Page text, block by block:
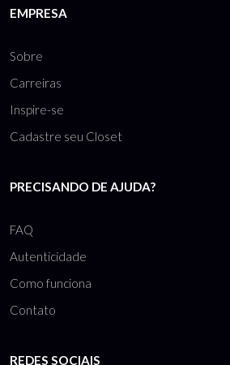
EMPRESA
Sobre
Carreiras
Inspire-se
Cadastre seu Closet
PRECISANDO DE AJUDA?
FAQ
Autenticidade
Como funciona
Contato
REDES SOCIAIS